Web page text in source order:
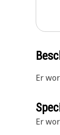
Er
Er